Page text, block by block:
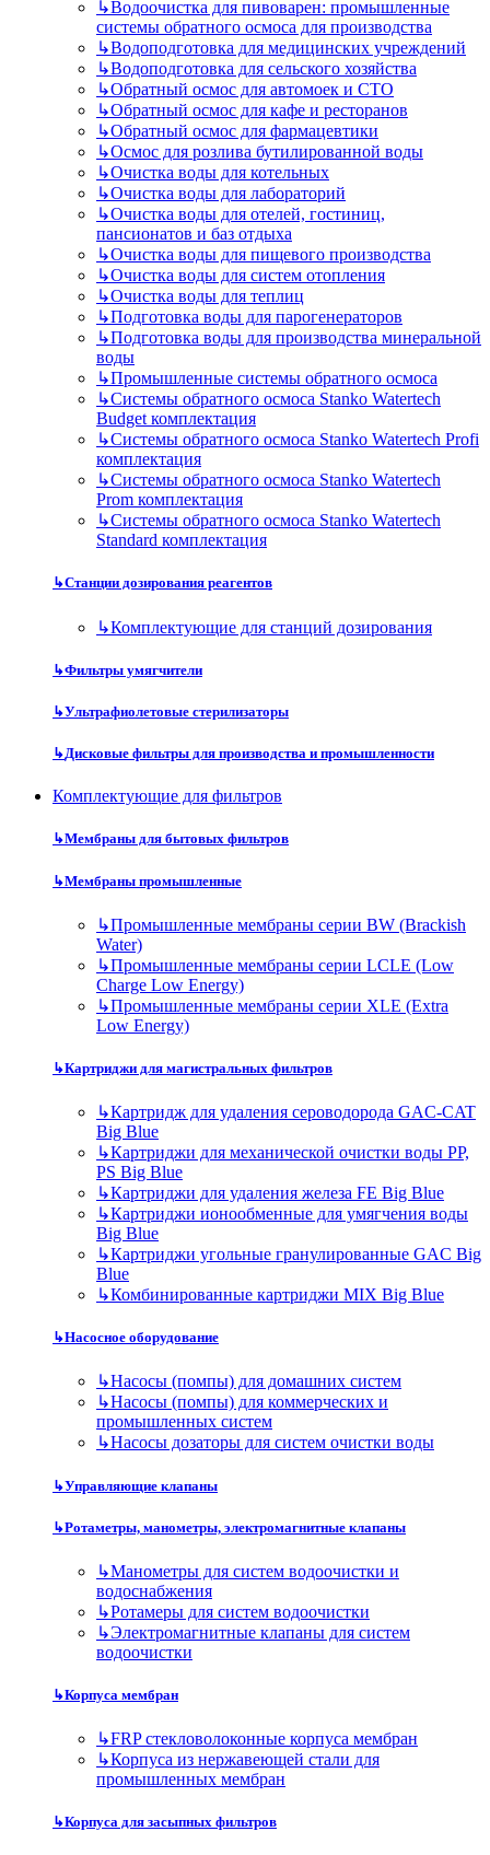
↳Водоочистка для пивоварен: промышленные
системы обратного осмоса для производства
↳Водоподготовка для медицинских учреждений
↳Водоподготовка для сельского хозяйства
↳Обратный осмос для автомоек и СТО
↳Обратный осмос для кафе и ресторанов
↳Обратный осмос для фармацевтики
↳Осмос для розлива бутилированной воды
↳Очистка воды для котельных
↳Очистка воды для лабораторий
↳Очистка воды для отелей, гостиниц,
пансионатов и баз отдыха
↳Очистка воды для пищевого производства
↳Очистка воды для систем отопления
↳Очистка воды для теплиц
↳Подготовка воды для парогенераторов
↳Подготовка воды для производства минеральной
воды
↳Промышленные системы обратного осмоса
↳Системы обратного осмоса Stanko Watertech
Budget комплектация
↳Системы обратного осмоса Stanko Watertech Profi
комплектация
↳Системы обратного осмоса Stanko Watertech
Prom комплектация
↳Системы обратного осмоса Stanko Watertech
Standard комплектация
↳Станции дозирования реагентов
↳Комплектующие для станций дозирования
↳Фильтры умягчители
↳Ультрафиолетовые стерилизаторы
↳Дисковые фильтры для производства и промышленности
Комплектующие для фильтров
↳Мембраны для бытовых фильтров
↳Мембраны промышленные
↳Промышленные мембраны серии BW (Brackish
Water)
↳Промышленные мембраны серии LCLE (Low
Charge Low Energy)
↳Промышленные мембраны серии XLE (Extra
Low Energy)
↳Картриджи для магистральных фильтров
↳Картридж для удаления сероводорода GAC-CAT
Big Blue
↳Картриджи для механической очистки воды PP,
PS Big Blue
↳Картриджи для удаления железа FE Big Blue
↳Картриджи ионообменные для умягчения воды
Big Blue
↳Картриджи угольные гранулированные GAC Big
Blue
↳Комбинированные картриджи MIX Big Blue
↳Насосное оборудование
↳Насосы (помпы) для домашних систем
↳Насосы (помпы) для коммерческих и
промышленных систем
↳Насосы дозаторы для систем очистки воды
↳Управляющие клапаны
↳Ротаметры, манометры, электромагнитные клапаны
↳Манометры для систем водоочистки и
водоснабжения
↳Ротамеры для систем водоочистки
↳Электромагнитные клапаны для систем
водоочистки
↳Корпуса мембран
↳FRP стекловолоконные корпуса мембран
↳Корпуса из нержавеющей стали для
промышленных мембран
↳Корпуса для засыпных фильтров